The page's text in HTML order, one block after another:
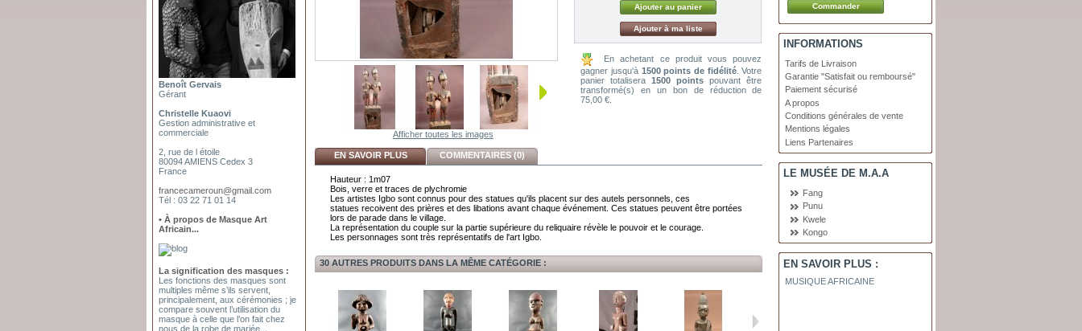
Benoît Gervais
Gérant
Christelle Kuaovi
Gestion administrative et
commerciale
2, rue de l étoile
80094 AMIENS Cedex 3
France
francecameroun@gmail.com
Tél : 03 22 71 01 14
• À propos de Masque Art
Africain...
La signification des masques :
Les fonctions des masques sont
multiples même s’ils servent,
principalement, aux cérémonies ; je
compare souvent l’utilisation du
masque à celle que l’on fait chez
nous de la robe de mariée...
Afficher toutes les images
Ajouter à ma liste
En achetant ce produit vous pouvez
gagner jusqu'à 1500points de fidélité. Votre
panier totalisera1500 points pouvant être
transformé(s) en un bon de réduction de
75,00 €
EN SAVOIR PLUS COMMENTAIRES (0)
Hauteur : 1m07
Bois, verre et traces de plychromie
Les artistes Igbo sont connus pour des statues qu'ils placent sur des autels personnels, ces
statues recoivent des prières et des libations avant chaque événement. Ces statues peuvent être portées
lors de parade dans le village.
La représentation du couple sur la partie supérieure du reliquaire révèle le pouvoir et le courage.
Les personnages sont très représentatifs de l'art Igbo.
30 AUTRES PRODUITS DANS LA MÊME CATÉGORIE :
INFORMATIONS
Tarifs de Livraison
Garantie "Satisfait ou remboursé"
Paiement sécurisé
A propos
Conditions générales de vente
Mentions légales
Liens Partenaires
LE MUSÉE DE M.A.A
Fang
Punu
Kwele
Kongo
EN SAVOIR PLUS :
MUSIQUE AFRICAINE